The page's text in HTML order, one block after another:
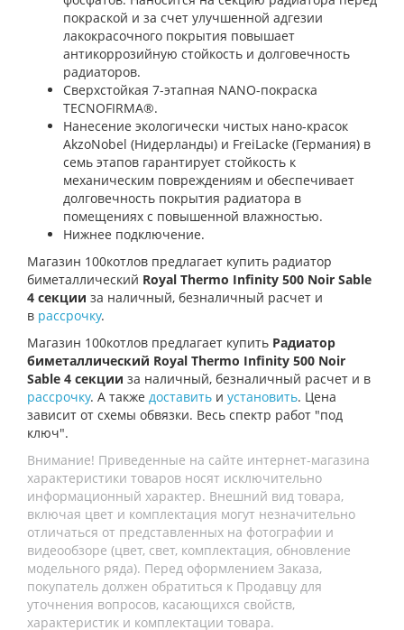
покраской и за счет улучшенной адгезии
лакокрасочного покрытия повышает
антикоррозийную стойкость и долговечность
радиаторов.
Сверхстойкая 7-этапная NANO-покраска
TECNOFIRMA®.
Нанесение экологически чистых нано-красок
AkzoNobel (Нидерланды) и FreiLacke (Германия) в
семь этапов гарантирует стойкость к
механическим повреждениям и обеспечивает
долговечность покрытия радиатора в
помещениях с повышенной влажностью.
Нижнее подключение.
Магазин 100котлов предлагает купить радиатор
биметаллический Royal Thermo Infinity 500 Noir Sable
4 секции за наличный, безналичный расчет и
в рассрочку.
Магазин 100котлов предлагает купить Радиатор
биметаллический Royal Thermo Infinity 500 Noir
Sable 4 секции за наличный, безналичный расчет и в
рассрочку. А также доставить и установить. Цена
зависит от схемы обвязки. Весь спектр работ "под
ключ".
Внимание! Приведенные на сайте интернет-магазина
характеристики товаров носят исключительно
информационный характер. Внешний вид товара,
включая цвет и комплектация могут незначительно
отличаться от представленных на фотографии и
видеообзоре (цвет, свет, комплектация, обновление
модельного ряда). Перед оформлением Заказа,
покупатель должен обратиться к Продавцу для
уточнения вопросов, касающихся свойств,
характеристик и комплектации товара.